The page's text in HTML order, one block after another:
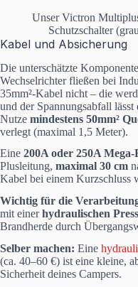
Unser Victron
Schutzschalter
Kabel und Absicherung
Die unterschätzte
Wechselrichter fließen bei
35mm²-Kabel nicht – die
und der Spannungsabfall
Nutze mindestens 50mm²
verlegt (maximal 1,5 Meter).
Eine 200A oder 250A Mega-
Plusleitung, maximal 30 cm
Kabel bei einem Kurzschluss
Wichtig für die
mit einerhydraulischen
Brandherde durch
Selber machen: Eine
(ca. 40–60 €) ist eine kleine,
Sicherheit deines Campers.